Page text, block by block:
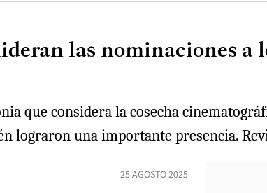
las nominaciones a
que considera la cosecha
lograron una importante presencia.
25 AGOSTO 2025